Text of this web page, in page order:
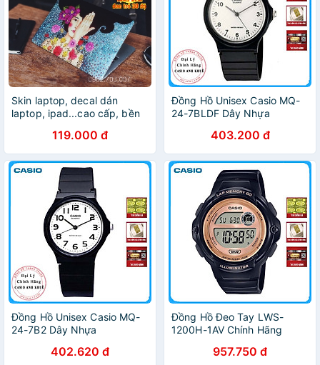
Skin laptop, decal dán
laptop, ipad...cao cấp, bền
DAO TRỔ - MẪU DÀNH CHO
NỮ
119.000 đ
Đồng Hồ Unisex Casio MQ-
24-7BLDF Dây Nhựa
403.200 đ
Đồng Hồ Unisex Casio MQ-
24-7B2 Dây Nhựa
402.620 đ
Đồng Hồ Đeo Tay LWS-
1200H-1AV Chính Hãng
957.750 đ